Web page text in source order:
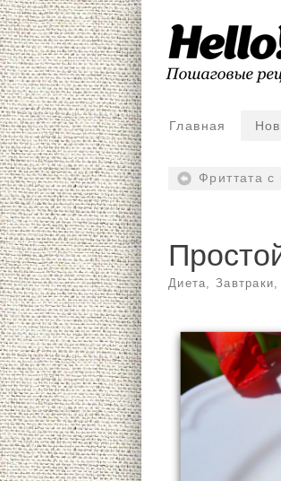
Главная
Фриттата с
Диета, Завтраки,